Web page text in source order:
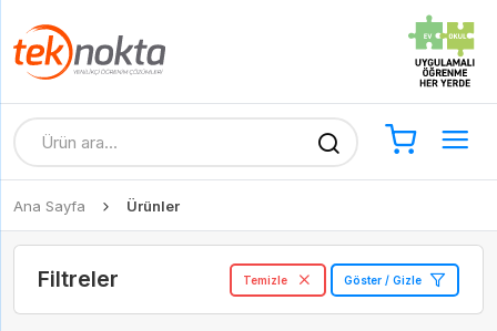
Ana Sayfa Ürünler
Filtreler Temizle Göster / Gizle